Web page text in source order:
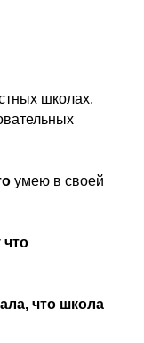
школах,
умею в своей
что
что школа